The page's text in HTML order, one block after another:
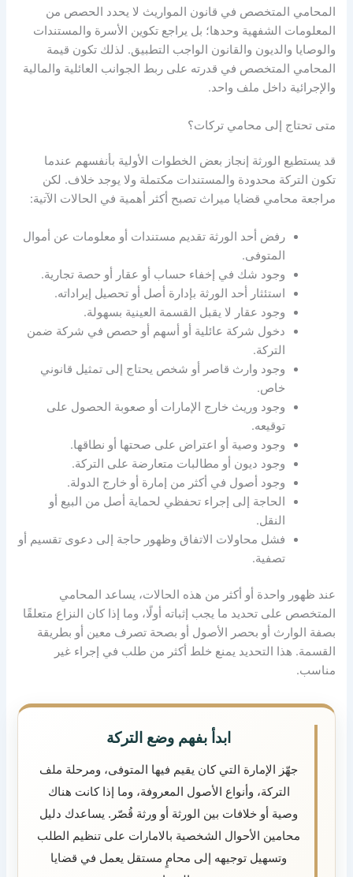
المحامي المتخصص في قانون المواريث لا يحدد الحصص من
المعلومات الشفهية وحدها؛ بل يراجع تكوين الأسرة والمستندات
والوصايا والديون والقانون الواجب التطبيق. لذلك تكون قيمة
المحامي المتخصص في قدرته على ربط الجوانب العائلية والمالية
والإجرائية داخل ملف واحد.
متى تحتاج إلى محامي تركات؟
قد يستطيع الورثة إنجاز بعض الخطوات الأولية بأنفسهم عندما
تكون التركة محدودة والمستندات مكتملة ولا يوجد خلاف. لكن
مراجعة محامي قضايا ميراث تصبح أكثر أهمية في الحالات الآتية:
رفض أحد الورثة تقديم مستندات أو معلومات عن أموال
المتوفى.
وجود شك في إخفاء حساب أو عقار أو حصة تجارية.
استئثار أحد الورثة بإدارة أصل أو تحصيل إيراداته.
وجود عقار لا يقبل القسمة العينية بسهولة.
دخول شركة عائلية أو أسهم أو حصص في شركة ضمن
التركة.
وجود وارث قاصر أو شخص يحتاج إلى تمثيل قانوني
خاص.
وجود وريث خارج الإمارات أو صعوبة الحصول على
توقيعه.
وجود وصية أو اعتراض على صحتها أو نطاقها.
وجود ديون أو مطالبات متعارضة على التركة.
وجود أصول في أكثر من إمارة أو خارج الدولة.
الحاجة إلى إجراء تحفظي لحماية أصل من البيع أو
النقل.
فشل محاولات الاتفاق وظهور حاجة إلى دعوى تقسيم أو
تصفية.
عند ظهور واحدة أو أكثر من هذه الحالات، يساعد المحامي
المتخصص على تحديد ما يجب إثباته أولًا، وما إذا كان النزاع متعلقًا
بصفة الوارث أو بحصر الأصول أو بصحة تصرف معين أو بطريقة
القسمة. هذا التحديد يمنع خلط أكثر من طلب في إجراء غير
مناسب.
ابدأ بفهم وضع التركة
جهّز الإمارة التي كان يقيم فيها المتوفى، ومرحلة ملف
التركة، وأنواع الأصول المعروفة، وما إذا كانت هناك
وصية أو خلافات بين الورثة أو ورثة قُصّر. يساعدك دليل
محامين الأحوال الشخصية بالامارات على تنظيم الطلب
وتسهيل توجيهه إلى محامٍ مستقل يعمل في قضايا